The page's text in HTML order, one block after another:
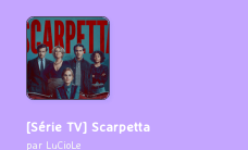
[Série TV] Scarpetta
par LuCioLe